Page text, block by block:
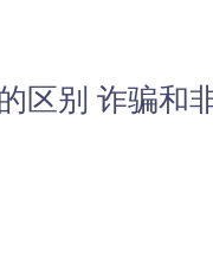
区别 诈骗和